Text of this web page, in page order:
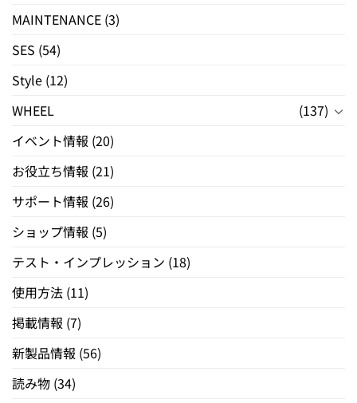
MAINTENANCE (3)
SES (54)
Style (12)
WHEEL
(137)
イベント情報 (20)
お役立ち情報 (21)
サポート情報 (26)
ショップ情報 (5)
テスト・インプレッション (18)
使用方法 (11)
掲載情報 (7)
新製品情報 (56)
読み物 (34)